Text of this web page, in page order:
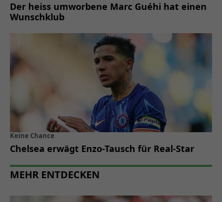
Der heiss umworbene Marc Guéhi hat einen
Wunschklub
Keine Chance
Chelsea erwägt Enzo-Tausch für Real-Star
MEHR ENTDECKEN